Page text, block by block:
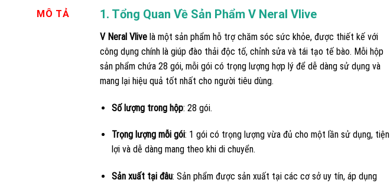
MÔ TẢ 1. Tổng Quan Về Sản Phẩm V Neral Vlive
V Neral Vlivelà một sản phẩm hỗ trợ chăm sóc sức khỏe, được thiết kế với
công dụng chính là giúp đào thải độc tố, chỉnh sửa và tái tạo tế bào. Mỗi hộp
sản phẩm chứa 28 gói, mỗi gói có trọng lượng hợp lý để dễ dàng sử dụng và
mang lại hiệu quả tốt nhất cho người tiêu dùng.
Số lượng trong hộp: 28 gói.
Trọng lượng mỗi gói: 1 gói có trọng lượng vừa đủ cho một lần sử dụng, tiện
lợi và dễ dàng mang theo khi di chuyển.
Sản xuất tại đâu: Sản phẩm được sản xuất tại các cơ sở uy tín, áp dụng